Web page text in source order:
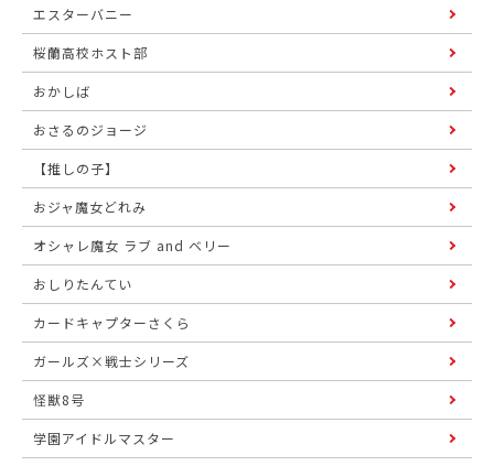
エスターバニー
桜蘭高校ホスト部
おかしば
おさるのジョージ
【推しの子】
おジャ魔女どれみ
オシャレ魔女 ラブ and ベリー
おしりたんてい
カードキャプターさくら
ガールズ×戦士シリーズ
怪獣8号
学園アイドルマスター